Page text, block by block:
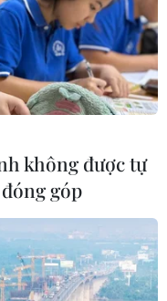
không được tự
góp